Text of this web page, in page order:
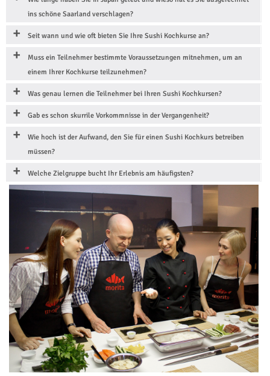
ins schöne Saarland verschlagen?
Seit wann und wie oft bieten Sie Ihre Sushi Kochkurse an?
Muss ein Teilnehmer bestimmte Voraussetzungen mitnehmen, um an
einem Ihrer Kochkurse teilzunehmen?
Was genau lernen die Teilnehmer bei Ihren Sushi Kochkursen?
Gab es schon skurrile Vorkommnisse in der Vergangenheit?
Wie hoch ist der Aufwand, den Sie für einen Sushi Kochkurs betreiben
müssen?
Welche Zielgruppe bucht Ihr Erlebnis am häufigsten?